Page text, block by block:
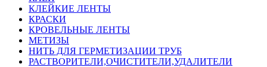
КЛЕЙКИЕ ЛЕНТЫ
КРАСКИ
КРОВЕЛЬНЫЕ ЛЕНТЫ
МЕТИЗЫ
НИТЬ ДЛЯ ГЕРМЕТИЗАЦИИ ТРУБ
РАСТВОРИТЕЛИ,ОЧИСТИТЕЛИ,УДАЛИТЕЛИ